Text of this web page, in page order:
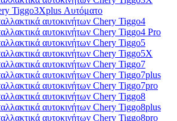
Tiggo3Xplus Αυτόματο
αυτοκινήτων Chery Tiggo4
αυτοκινήτων Chery Tiggo4 Pro
αυτοκινήτων Chery Tiggo5
αυτοκινήτων Chery Tiggo5X
αυτοκινήτων Chery Tiggo7
αυτοκινήτων Chery Tiggo7plus
αυτοκινήτων Chery Tiggo7pro
αυτοκινήτων Chery Tiggo8
αυτοκινήτων Chery Tiggo8plus
αυτοκινήτων Chery Tiggo8pro